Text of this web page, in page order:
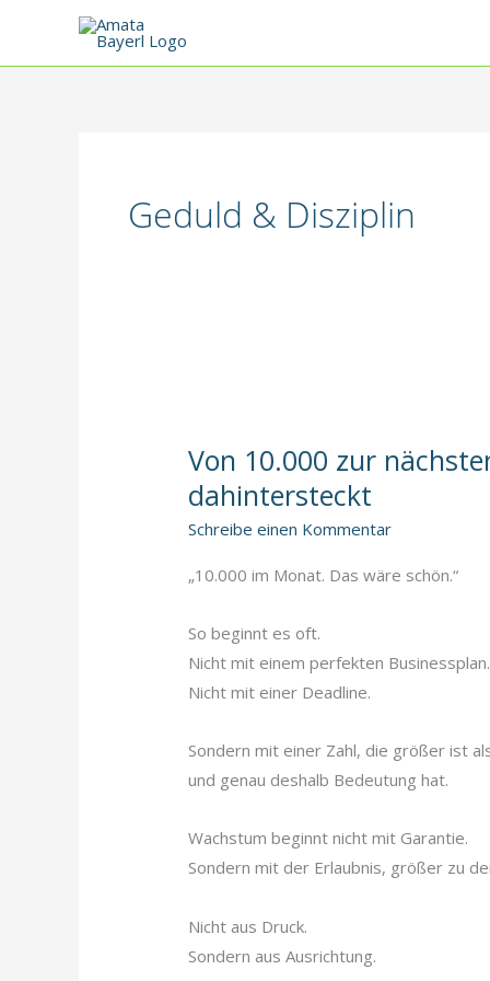
springen
Geduld & Disziplin
Von 10.000 zur
dahintersteckt
Schreibe einen Kommentar
„10.000 im Monat. Das wäre schön.“
So beginnt es oft.
Nicht mit einem perfekten Businessplan.
Nicht mit einer Deadline.
Sondern mit einer Zahl, die größer ist
und genau deshalb Bedeutung hat.
Wachstum beginnt nicht mit Garantie.
Sondern mit der Erlaubnis, größer zu
Nicht aus Druck.
Sondern aus Ausrichtung.